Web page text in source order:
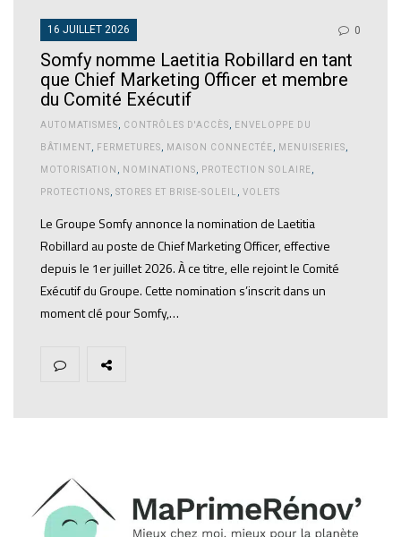
16 JUILLET 2026 0
Somfy nomme Laetitia Robillard en tant
que Chief Marketing Officer et membre
du Comité Exécutif
AUTOMATISMES, CONTRÔLES D'ACCÈS, ENVELOPPE DU
BÂTIMENT , FERMETURES, MAISON CONNECTÉE, MENUISERIES,
MOTORISATION , NOMINATIONS, PROTECTION SOLAIRE,
PROTECTIONS, STORES ET BRISE-SOLEIL , VOLETS
Le Groupe Somfy annonce la nomination de Laetitia
Robillard au poste de Chief Marketing Officer, effective
depuis le 1er juillet 2026. À ce titre, elle rejoint le Comité
Exécutif du Groupe. Cette nomination s’inscrit dans un
moment clé pour Somfy,…